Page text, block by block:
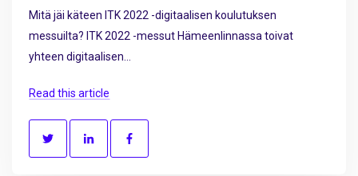
Mitä jäi käteen ITK 2022 -digitaalisen koulutuksen
messuilta? ITK 2022 -messut Hämeenlinnassa toivat
yhteen digitaalisen...
Read this article